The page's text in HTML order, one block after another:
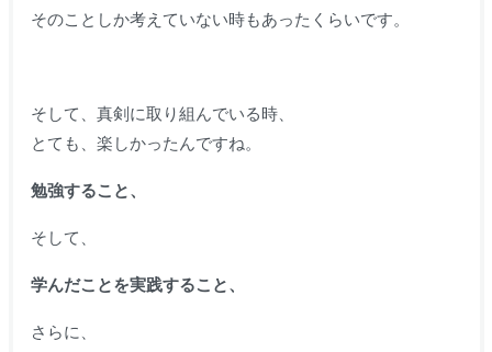
そのことしか考えていない時もあったくらいです。
そして、真剣に取り組んでいる時、
とても、楽しかったんですね。
勉強すること、
そして、
学んだことを実践すること、
さらに、